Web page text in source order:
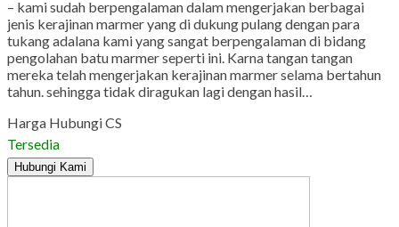
– kami sudah berpengalaman dalam mengerjakan berbagai
jenis kerajinan marmer yang di dukung pulang dengan para
tukang adalana kami yang sangat berpengalaman di bidang
pengolahan batu marmer seperti ini. Karna tangan tangan
mereka telah mengerjakan kerajinan marmer selama bertahun
tahun. sehingga tidak diragukan lagi dengan hasil…
Harga Hubungi CS
Tersedia
Hubungi Kami